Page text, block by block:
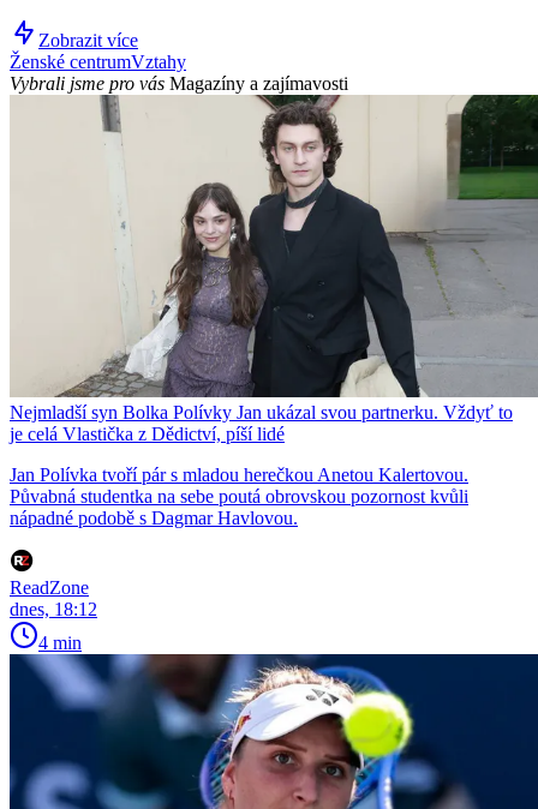
Zobrazit více
Ženské centrumVztahy
Vybrali jsme pro vás Magazíny a zajímavosti
Nejmladší syn Bolka Polívky Jan ukázal svou partnerku. Vždyť to
je celá Vlastička z Dědictví, píší lidé
Jan Polívka tvoří pár s mladou herečkou Anetou Kalertovou.
Půvabná studentka na sebe poutá obrovskou pozornost kvůli
nápadné podobě s Dagmar Havlovou.
ReadZone
dnes, 18:12
4 min